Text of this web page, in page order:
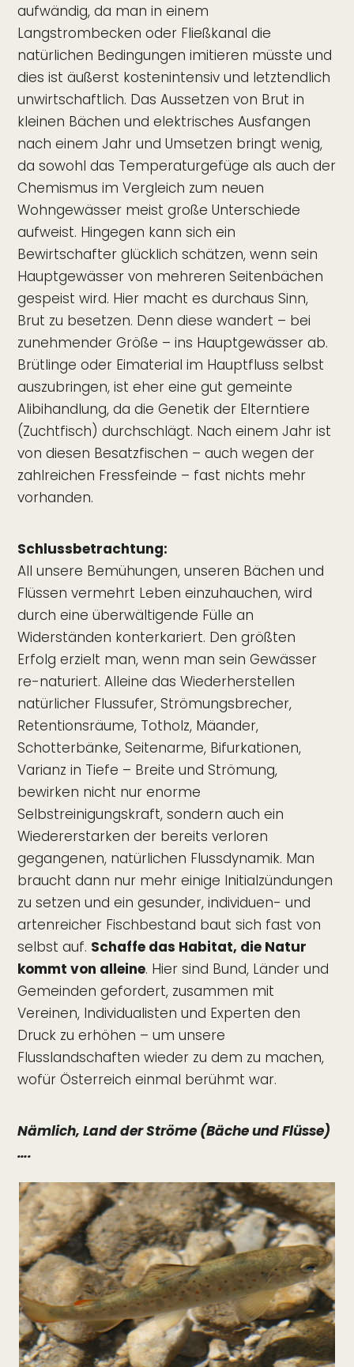
aufwändig, da man in einem
Langstrombecken oder Fließkanal die
natürlichen Bedingungen imitieren müsste und
dies ist äußerst kostenintensiv und letztendlich
unwirtschaftlich. Das Aussetzen von Brut in
kleinen Bächen und elektrisches Ausfangen
nach einem Jahr und Umsetzen bringt wenig,
da sowohl das Temperaturgefüge als auch der
Chemismus im Vergleich zum neuen
Wohngewässer meist große Unterschiede
aufweist. Hingegen kann sich ein
Bewirtschafter glücklich schätzen, wenn sein
Hauptgewässer von mehreren Seitenbächen
gespeist wird. Hier macht es durchaus Sinn,
Brut zu besetzen. Denn diese wandert – bei
zunehmender Größe – ins Hauptgewässer ab.
Brütlinge oder Eimaterial im Hauptfluss selbst
auszubringen, ist eher eine gut gemeinte
Alibihandlung, da die Genetik der Elterntiere
(Zuchtfisch) durchschlägt. Nach einem Jahr ist
von diesen Besatzfischen – auch wegen der
zahlreichen Fressfeinde – fast nichts mehr
vorhanden.
Schlussbetrachtung:
All unsere Bemühungen, unseren Bächen und
Flüssen vermehrt Leben einzuhauchen, wird
durch eine überwältigende Fülle an
Widerständen konterkariert. Den größten
Erfolg erzielt man, wenn man sein Gewässer
re-naturiert. Alleine das Wiederherstellen
natürlicher Flussufer, Strömungsbrecher,
Retentionsräume, Totholz, Mäander,
Schotterbänke, Seitenarme, Bifurkationen,
Varianz in Tiefe – Breite und Strömung,
bewirken nicht nur enorme
Selbstreinigungskraft, sondern auch ein
Wiedererstarken der bereits verloren
gegangenen, natürlichen Flussdynamik. Man
braucht dann nur mehr einige Initialzündungen
zu setzen und ein gesunder, individuen- und
artenreicher Fischbestand baut sich fast von
selbst auf. Schaffe das Habitat, die Natur
kommt von alleine. Hier sind Bund, Länder und
Gemeinden gefordert, zusammen mit
Vereinen, Individualisten und Experten den
Druck zu erhöhen – um unsere
Flusslandschaften wieder zu dem zu machen,
wofür Österreich einmal berühmt war.
Nämlich, Land der Ströme (Bäche und Flüsse)
….